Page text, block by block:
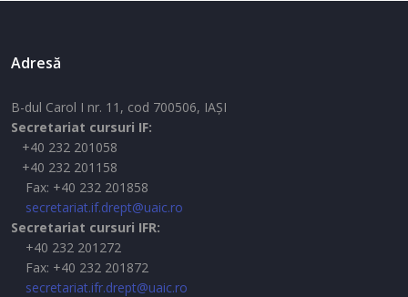
Adresă
B-dul Carol I nr. 11, cod 700506, IAŞI
Secretariat cursuri IF:
+40 232 201058
+40 232 201158
Fax: +40 232 201858
secretariat.if.drept@uaic.ro
Secretariat cursuri IFR:
+40 232 201272
Fax: +40 232 201872
secretariat.ifr.drept@uaic.ro